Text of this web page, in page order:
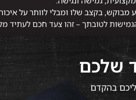
מבוקש, בקצב שלו ומבלי לוותר על
לטובתך – זהו צעד חכם לעתיד
שלכם
בהקדם